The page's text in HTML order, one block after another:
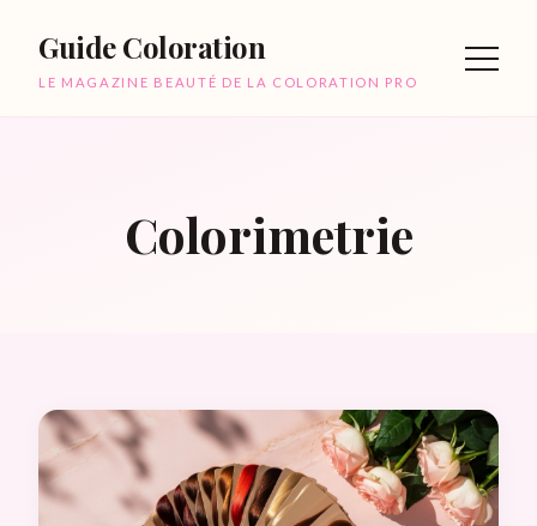
Guide Coloration
LE MAGAZINE BEAUTÉ DE LA COLORATION PRO
Colorimetrie